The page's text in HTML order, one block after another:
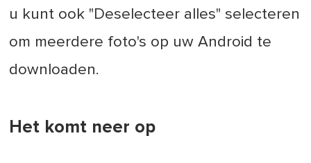
u kunt ook "Deselecteer alles" selecteren
om meerdere foto's op uw Android te
downloaden.
Het komt neer op